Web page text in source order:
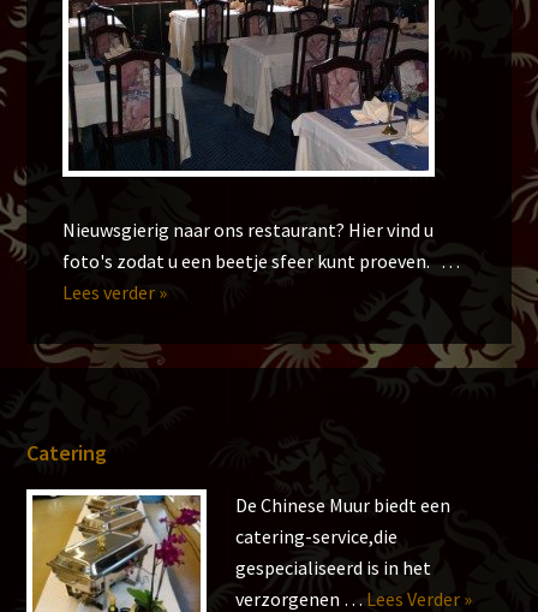
Nieuwsgierig naar ons restaurant? Hier vind u
foto's zodat u een beetje sfeer kunt proeven. …
Lees verder »overFoto’s
Footer
Catering
De Chinese Muur biedt een
catering-service,die
gespecialiseerd is in het
verzorgenen … Lees Verder »